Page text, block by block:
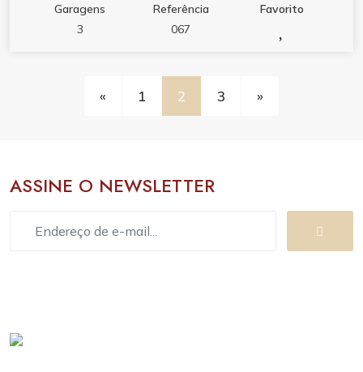
Garagens
3
Referência
067
Favorito
« 1 2 3 »
ASSINE O NEWSLETTER